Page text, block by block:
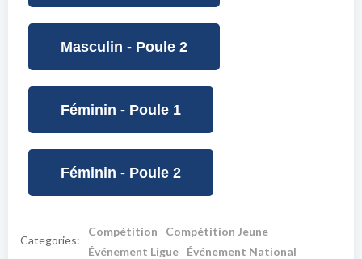
Masculin - Poule 2
Féminin - Poule 1
Féminin - Poule 2
Categories:
Compétition
Compétition Jeune
Événement Ligue
Événement National